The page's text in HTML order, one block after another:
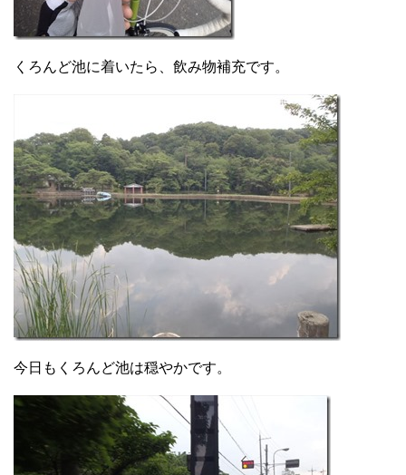
くろんど池に着いたら、飲み物補充です。
今日もくろんど池は穏やかです。